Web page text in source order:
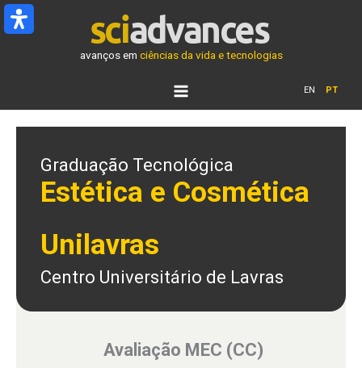
Ir
para
avanços em ciências da vida e tecnologias
EN PT
Graduação Tecnológica
Estética e Cosmética
Unilavras
Centro Universitário de Lavras
Avaliação MEC (CC)